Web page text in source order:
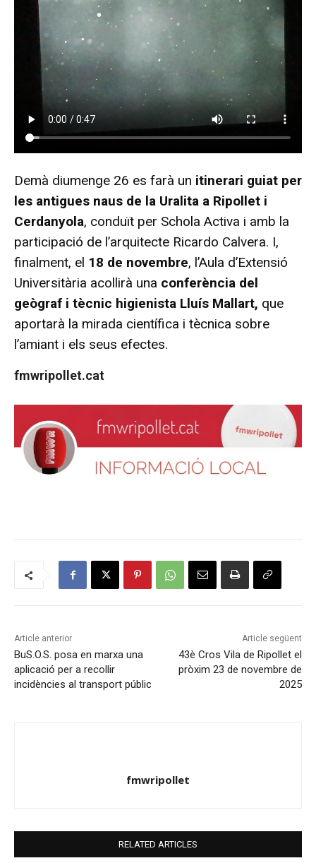
Demà diumenge 26 es farà un itinerari guiat per
les antigues naus de la Uralita a Ripollet i
Cerdanyola, conduït per Schola Activa i amb la
participació de l’arquitecte Ricardo Calvera. I,
finalment, el 18 de novembre, l’Aula d’Extensió
Universitària acollirà una conferència del
geògraf i tècnic higienista Lluís Mallart, que
aportarà la mirada científica i tècnica sobre
l’amiant i els seus efectes.
fmwripollet.cat
Article anterior
BuS.O.S. posa en marxa una
aplicació per a recollir
incidències al transport públic
Article següent
43è Cros Vila de Ripollet el
pròxim 23 de novembre de
2025
fmwripollet
RELATED ARTICLES